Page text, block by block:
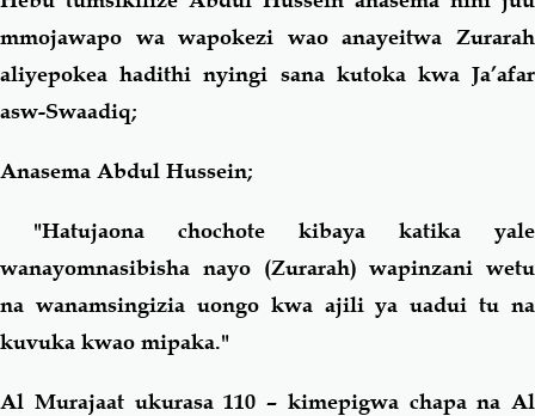
mmojawapo wa wapokezi wao anayeitwa Zurarah
aliyepokea hadithi nyingi sana kutoka kwa Ja’afar
asw-Swaadiq;
Anasema Abdul Hussein;
"Hatujaona chochote kibaya katika yale
wanayomnasibisha nayo (Zurarah) wapinzani wetu
na wanamsingizia uongo kwa ajili ya uadui tu na
kuvuka kwao mipaka."
Al Murajaat ukurasa 110 – kimepigwa chapa na Al